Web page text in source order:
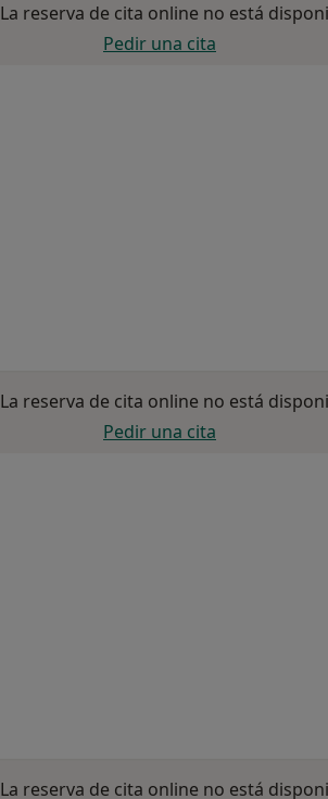
La reserva de cita online no está
Pedir una cita
La reserva de cita online no está
Pedir una cita
La reserva de cita online no está